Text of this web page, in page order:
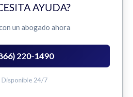
AYUDA?
un abogado ahora
220-1490
Disponible 24/7